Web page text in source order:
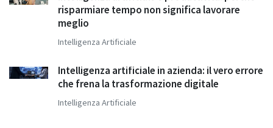
risparmiare tempo non significa lavorare
meglio
Intelligenza Artificiale
Intelligenza artificiale in azienda: il vero errore
che frena la trasformazione digitale
Intelligenza Artificiale